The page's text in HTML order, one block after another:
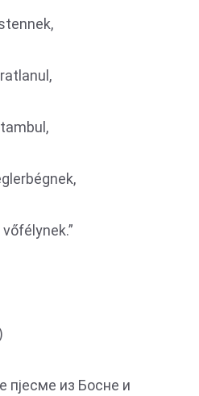
пјесме из Босне и